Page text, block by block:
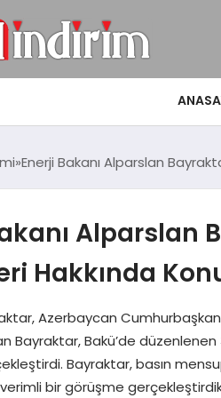
Enerji Bakanı Alparslan
Alparslan
Hakkında
Azerbaycan
Bayraktar, Bakü’de
Bayraktar, basın
bir görüşme